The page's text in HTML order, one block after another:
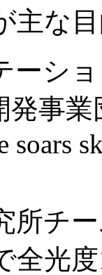
主な
ーシ
発事業
soars
所チ
全光